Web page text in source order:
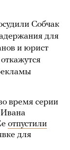
Собчак
для
и юрист
откажутся
время серии
отпустили
для